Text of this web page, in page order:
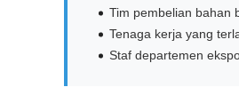
Tim pembelian bahan
Tenaga kerja yang
Staf departemen